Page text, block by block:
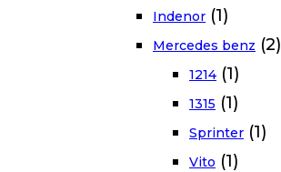
Indenor (1)
Mercedes benz (2)
1214 (1)
1315 (1)
Sprinter (1)
Vito (1)